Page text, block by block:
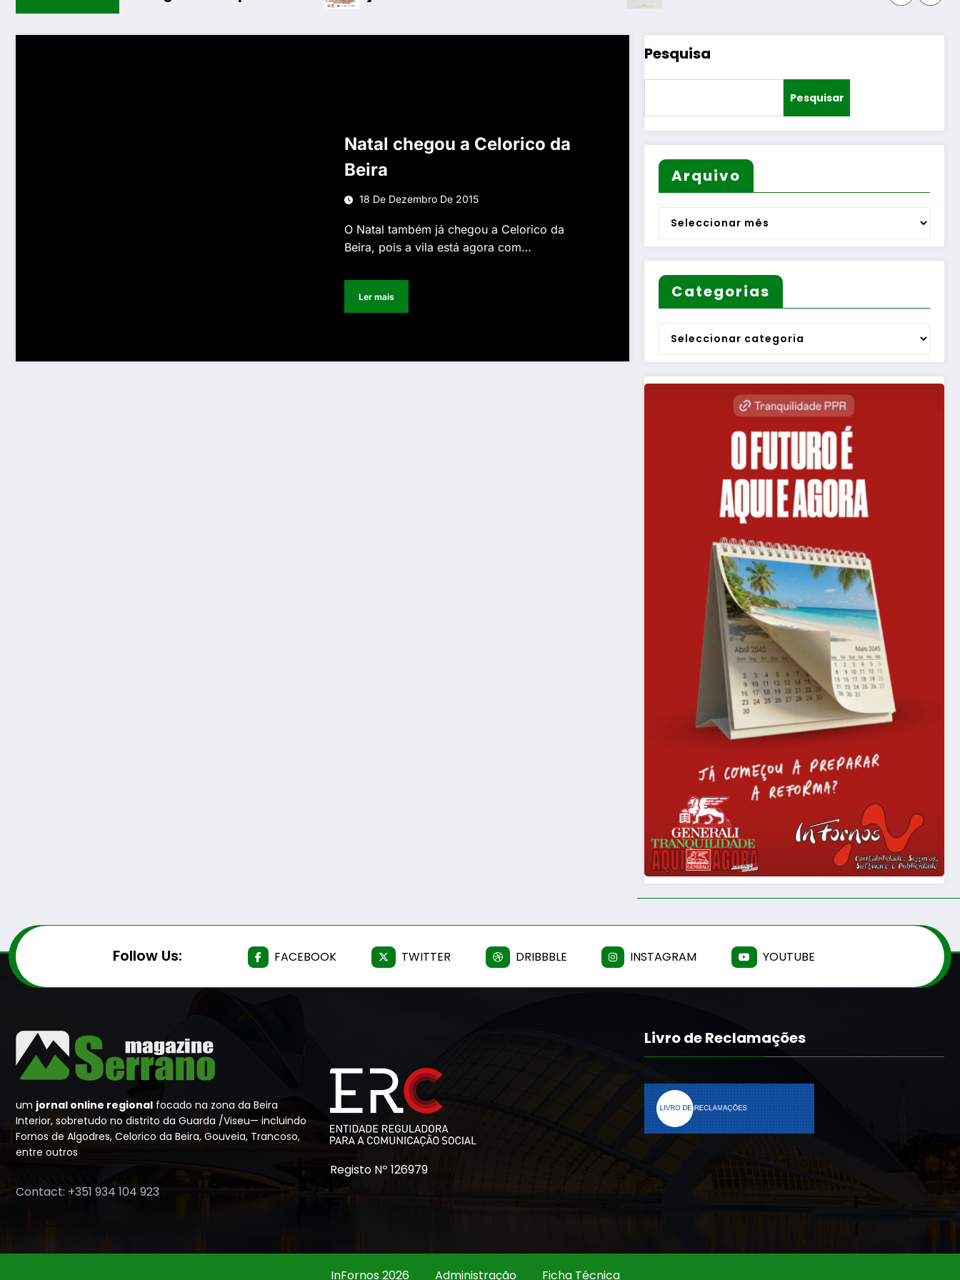
Natal chegou a Celorico da
Beira
18 De Dezembro De 2015
O Natal também já chegou a Celorico da
Beira, pois a vila está agora com…
Ler mais
Pesquisa
Pesquisar
Arquivo
Arquivo
Categorias
Categorias
Follow Us: FACEBOOK TWITTER DRIBBBLE INSTAGRAM YOUTUBE
um jornal online regional focado na zona da Beira
Interior, sobretudo no distrito da Guarda /Viseu— incluindo
Fornos de Algodres, Celorico da Beira, Gouveia, Trancoso,
entre outros
Contact: +351 934 104 923
Registo Nº 126979
Livro de Reclamações
InFornos 2026 Administração Ficha Técnica